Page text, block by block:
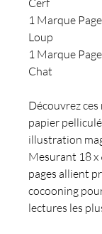
Cerf
1 Marque
Loup
1 Marque
Chat
Découvrez
papier
illustration
Mesurant 18 x
pages allient
cocooning
lectures les